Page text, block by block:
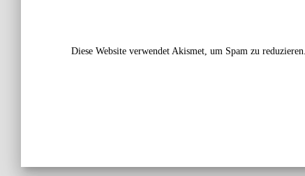
Diese Website verwendet Akismet, um Spam zu reduzieren.